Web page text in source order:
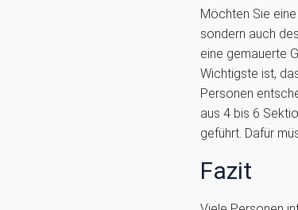
Möchten Sie
sondern auch
eine gemauerte
Wichtigste ist,
Personen
aus 4 bis 6
geführt. Dafür
Fazit